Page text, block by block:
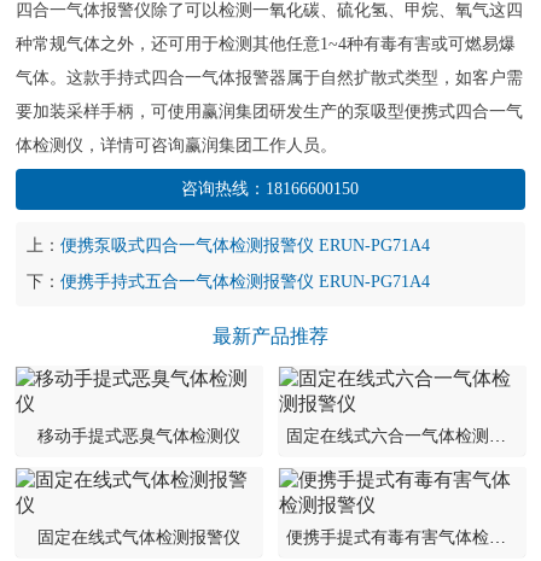
四合一气体报警仪除了可以检测一氧化碳、硫化氢、甲烷、氧气这四
种常规气体之外，还可用于检测其他任意1~4种有毒有害或可燃易爆
气体。这款手持式四合一气体报警器属于自然扩散式类型，如客户需
要加装采样手柄，可使用赢润集团研发生产的泵吸型便携式四合一气
体检测仪，详情可咨询赢润集团工作人员。
咨询热线： 18166600150
上：便携泵吸式四合一气体检测报警仪 ERUN-PG71A4
下：便携手持式五合一气体检测报警仪 ERUN-PG71A4
最新产品推荐
移动手提式恶臭气体检测仪 固定在线式六合一气体检测报警仪
固定在线式气体检测报警仪 便携手提式有毒有害气体检测报警仪